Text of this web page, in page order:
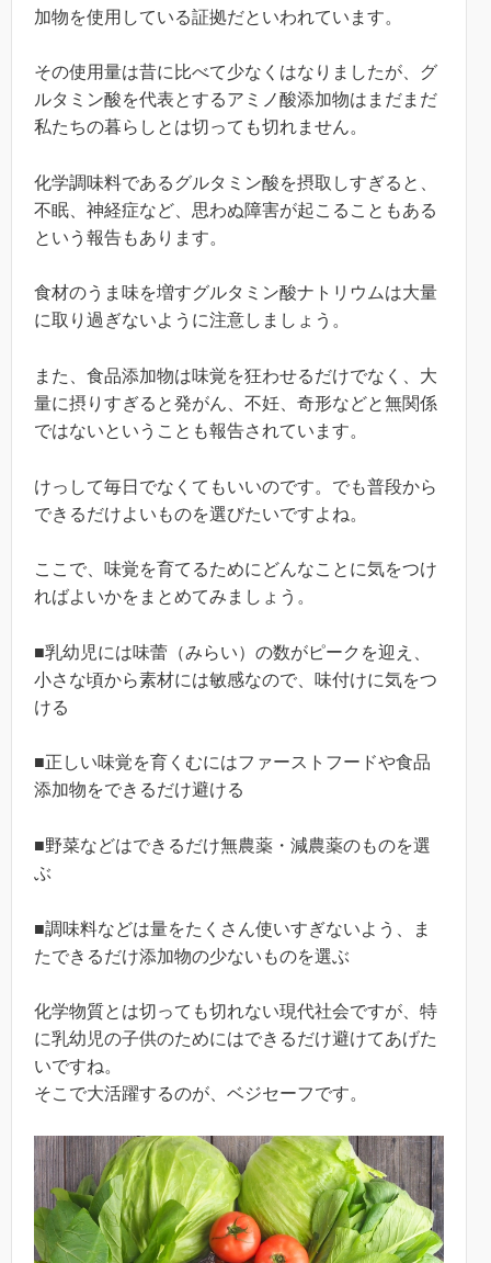
加物を使用している証拠だといわれています。
その使用量は昔に比べて少なくはなりましたが、グ
ルタミン酸を代表とするアミノ酸添加物はまだまだ
私たちの暮らしとは切っても切れません。
化学調味料であるグルタミン酸を摂取しすぎると、
不眠、神経症など、思わぬ障害が起こることもある
という報告もあります。
食材のうま味を増すグルタミン酸ナトリウムは大量
に取り過ぎないように注意しましょう。
また、食品添加物は味覚を狂わせるだけでなく、大
量に摂りすぎると発がん、不妊、奇形などと無関係
ではないということも報告されています。
けっして毎日でなくてもいいのです。でも普段から
できるだけよいものを選びたいですよね。
ここで、味覚を育てるためにどんなことに気をつけ
ればよいかをまとめてみましょう。
■乳幼児には味蕾（みらい）の数がピークを迎え、
小さな頃から素材には敏感なので、味付けに気をつ
ける
■正しい味覚を育くむにはファーストフードや食品
添加物をできるだけ避ける
■野菜などはできるだけ無農薬・減農薬のものを選
ぶ
■調味料などは量をたくさん使いすぎないよう、ま
たできるだけ添加物の少ないものを選ぶ
化学物質とは切っても切れない現代社会ですが、特
に乳幼児の子供のためにはできるだけ避けてあげた
いですね。
そこで大活躍するのが、ベジセーフです。